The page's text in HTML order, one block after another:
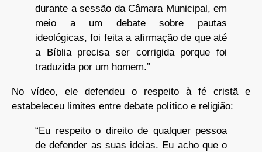
durante a sessão da Câmara Municipal, em
meio a um debate sobre pautas
ideológicas, foi feita a afirmação de que até
a Bíblia precisa ser corrigida porque foi
traduzida por um homem.”
No vídeo, ele defendeu o respeito à fé cristã e
estabeleceu limites entre debate político e religião:
“Eu respeito o direito de qualquer pessoa
de defender as suas ideias. Eu acho que o